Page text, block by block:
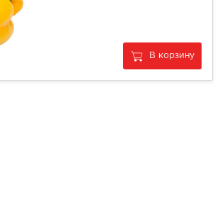
В корзину